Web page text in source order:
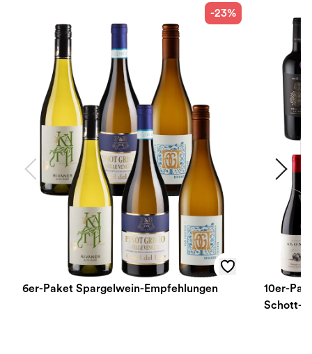
-23%
6er-Paket Spargelwein-Empfehlungen
10er-
Schott-